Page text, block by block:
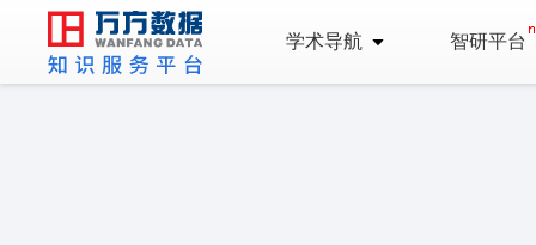
学术导航 智研平台